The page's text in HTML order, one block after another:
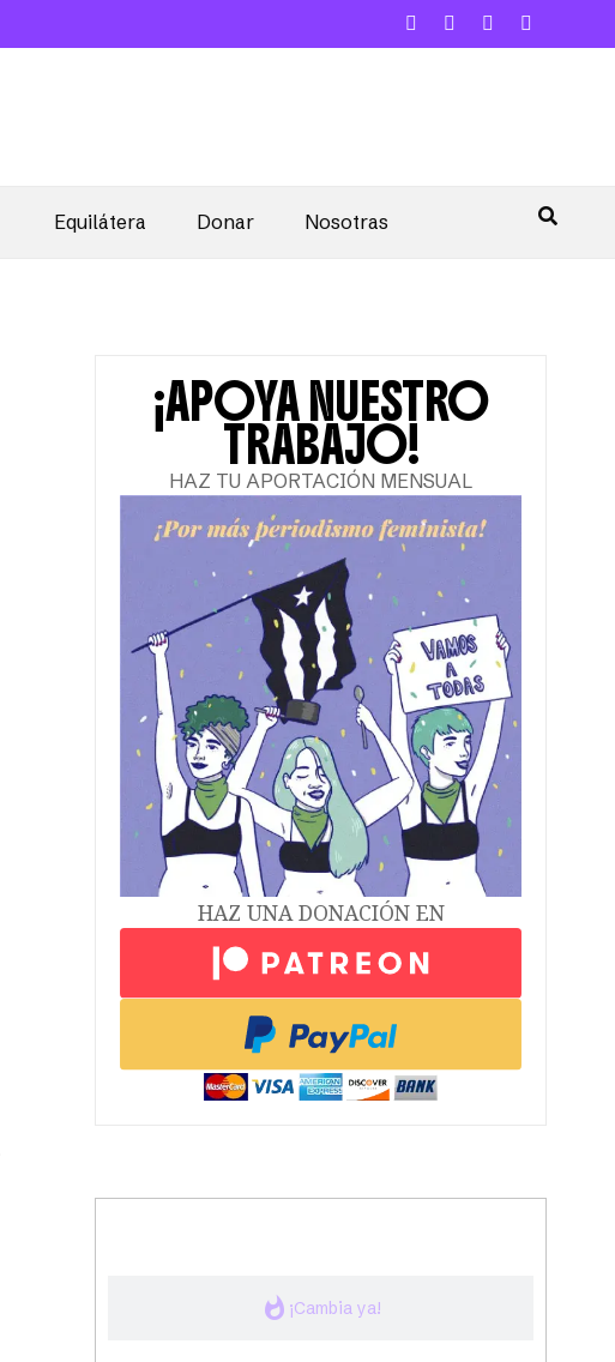
Equilátera Donar Nosotras
¡APOYA NUESTRO
TRABAJO!
HAZ TU APORTACIÓN MENSUAL
HAZ UNA DONACIÓN EN
whatshot ¡Cambia ya!